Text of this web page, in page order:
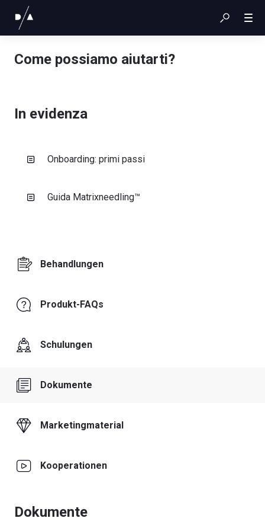
Come possiamo aiutarti?
In evidenza
Onboarding: primi passi
Guida Matrixneedling™
Behandlungen
Produkt-FAQs
Schulungen
Dokumente
Marketingmaterial
Kooperationen
Dokumente